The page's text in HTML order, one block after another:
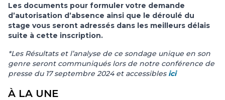
Les documents pour formuler votre demande
d’autorisation d’absence ainsi que le déroulé du
stage vous seront adressés dans les meilleurs délais
suite à cette inscription.
*Les Résultats et l’analyse de ce sondage unique en son
genre seront communiqués lors de notre conférence de
presse du 17 septembre 2024 et accessibles ici
À LA UNE